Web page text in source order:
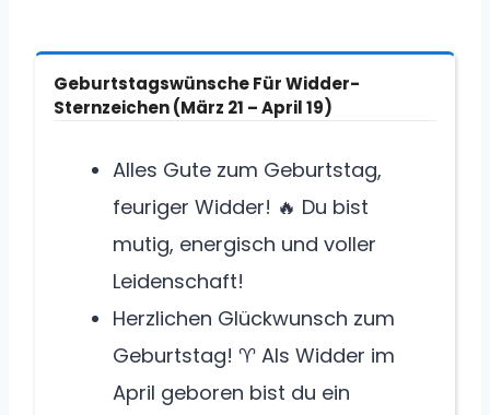
Geburtstagswünsche Für Widder-
Sternzeichen (März 21 – April 19)
Alles Gute zum Geburtstag,
feuriger Widder! 🔥 Du bist
mutig, energisch und voller
Leidenschaft!
Herzlichen Glückwunsch zum
Geburtstag! ♈ Als Widder im
April geboren bist du ein